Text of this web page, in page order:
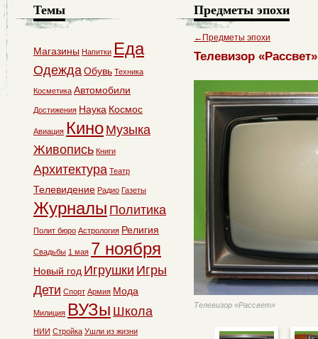
Предметы эпохи
← Предметы эпохи
Телевизор «Рассвет»
Телевизор «Рассвет»
Темы
Магазины Напитки Еда
ОдеждаОбувь Техника
Косметика Автомобили
Достижения Наука Космос
Авиация Кино Музыка
Живопись Книги
Архитектура Театр
Телевидение Радио Газеты
Журналы Политика
Полит бюро Астрология Религия
Свадьбы 1 мая 7 ноября
Новый год Игрушки Игры
Дети Спорт Армия Мода
Милиция ВУЗы Школа
НИИ Стройка Ушли из жизни